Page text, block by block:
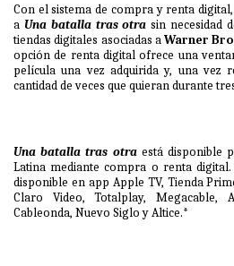
Con el sistema de compra y renta
a Una batalla tras otra sin necesidad
tiendas digitales asociadas aWarner
opción de renta digital ofrece una
película una vez adquirida y, una vez
cantidad de veces que quieran durante
Una batalla tras otra está disponible
Latina mediante compra o renta
disponible en app Apple TV, Tienda
Claro Video, Totalplay, Megacable,
Cableonda, Nuevo Siglo y Altice.*